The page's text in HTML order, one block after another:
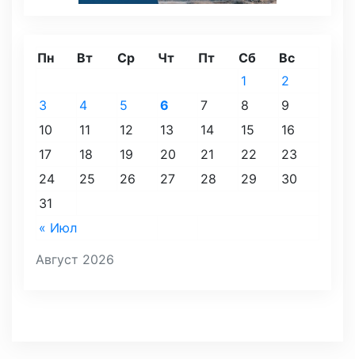
Август 2026
Пн Вт Ср Чт Пт Сб Вс
« Июл
1
2
3
4 5 6 7 8
9
10
11 12 13 14 15
16
17
18 19 20 21 22
23
24
25 26 27 28 29
30
31